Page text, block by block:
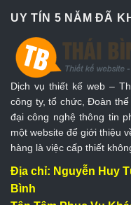
UY TÍN 5 NĂM ĐÃ
Dịch vụ thiết kế web –
công ty, tổ chức, Đoàn
đại công nghệ thông tin
một website để giới thiệu
hàng là việc cấp thiết
Địa chỉ: Nguyễn Huy
Bình